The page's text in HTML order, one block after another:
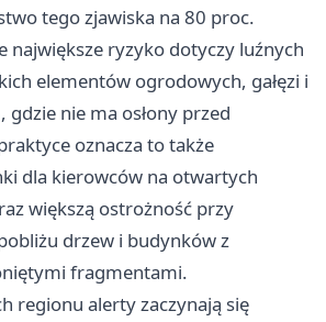
tego zjawiska na 80 proc.
największe ryzyko dotyczy luźnych
elementów ogrodowych, gałęzi i
nie ma osłony przed
oznacza to także
dla kierowców na otwartych
większą ostrożność przy
drzew i budynków z
fragmentami.
regionu alerty zaczynają się